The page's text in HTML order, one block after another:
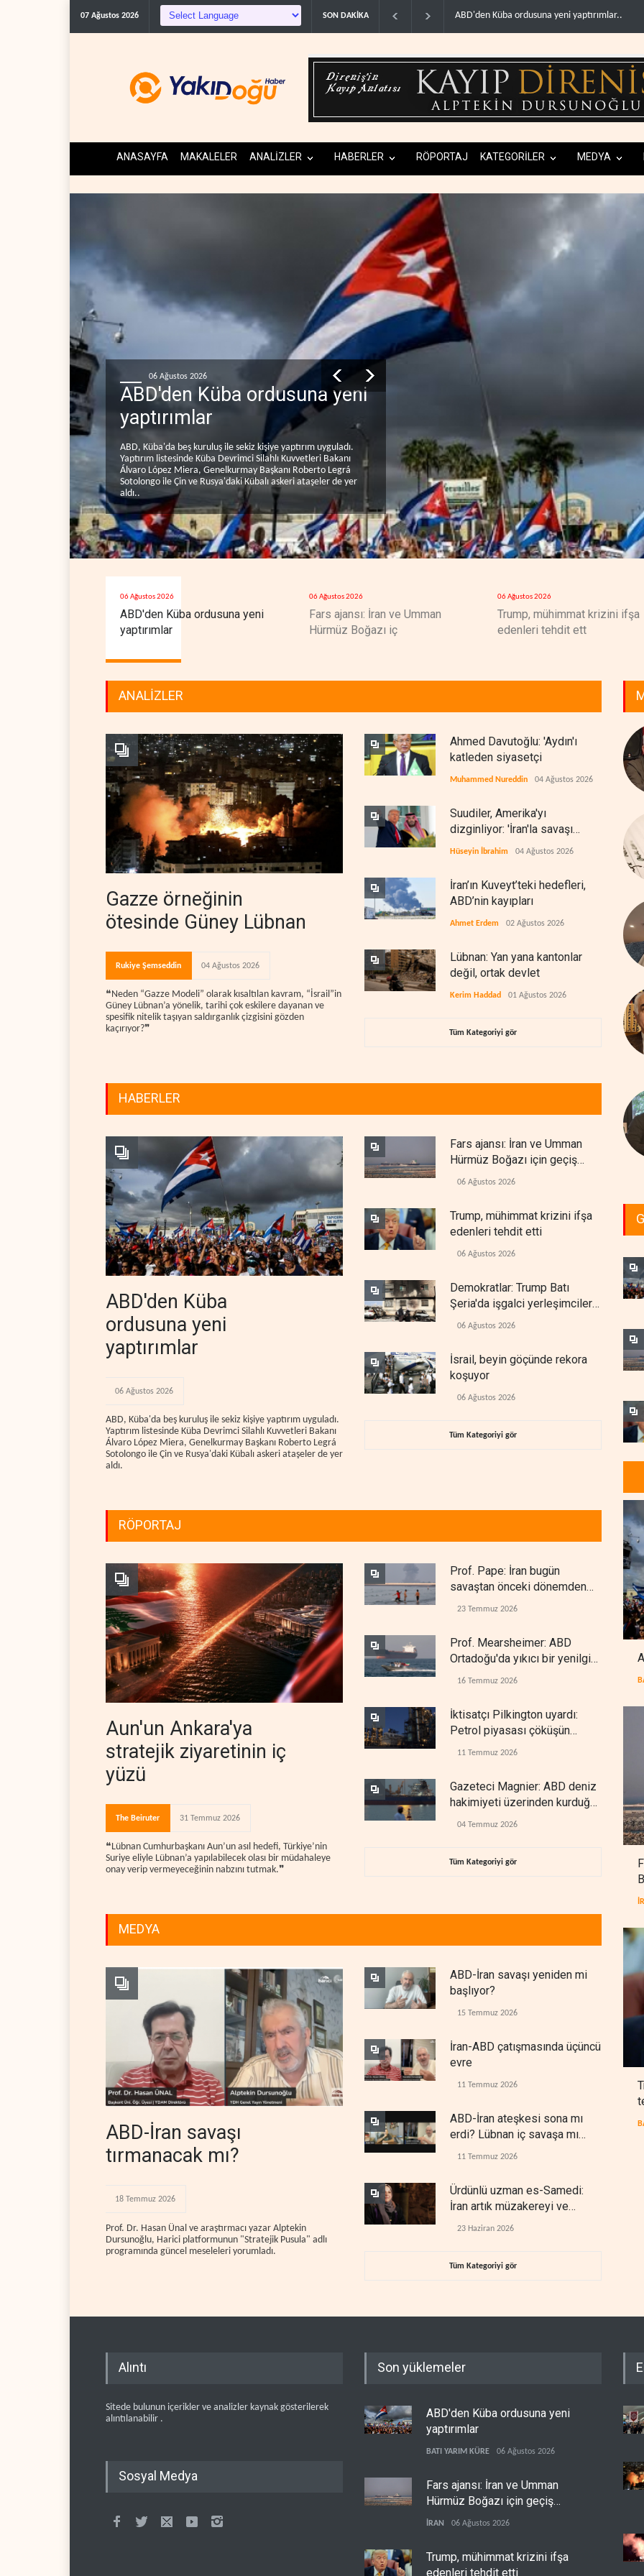
07 Ağustos 2026 SON DAKİKA Fars ajansı: İran ve Umman Hürmüz Boğazı için
ANASAYFA MAKALELER ANALİZLER HABERLER RÖPORTAJ KATEGORİLER MEDYA
06 Ağustos 2026
ABD'den Küba ordusuna yeni
yaptırımlar
ABD, Küba'da beş kuruluş ile sekiz kişiye yaptırım uyguladı.
Yaptırım listesinde Küba Devrimci Silahlı Kuvvetleri Bakanı
Álvaro López Miera, Genelkurmay Başkanı Roberto Legrá
Sotolongo ile Çin ve Rusya'daki Kübalı askeri ataşeler de yer
aldı..
06 Ağustos 2026
ABD'den Küba ordusuna yeni
yaptırımlar
06 Ağustos 2026
Fars ajansı: İran ve Umman
Hürmüz Boğazı iç
06 Ağustos 2026
Trump, mühimmat krizini ifşa
edenleri tehdit ett
ANALİZLER
Gazze örneğinin
ötesinde Güney Lübnan
Rukiye Şemseddin 04 Ağustos 2026
❝Neden “Gazze Modeli” olarak kısaltılan kavram, “İsrail”in
Güney Lübnan’a yönelik, tarihi çok eskilere dayanan ve
spesifik nitelik taşıyan saldırganlık çizgisini gözden
kaçırıyor?❞
Ahmed Davutoğlu: 'Aydın'ı
katleden siyasetçi
Muhammed Nureddin 04 Ağustos 2026
Suudiler, Amerika'yı
dizginliyor: 'İran'la savaşı
kaldıracak gücümüz yok'
Hüseyin İbrahim 04 Ağustos 2026
İran’ın Kuveyt’teki hedefleri,
ABD’nin kayıpları
Ahmet Erdem 02 Ağustos 2026
Lübnan: Yan yana kantonlar
değil, ortak devlet
Kerim Haddad 01 Ağustos 2026
Tüm Kategoriyi gör
HABERLER
ABD'den Küba
ordusuna yeni
yaptırımlar
06 Ağustos 2026
ABD, Küba'da beş kuruluş ile sekiz kişiye yaptırım uyguladı.
Yaptırım listesinde Küba Devrimci Silahlı Kuvvetleri Bakanı
Álvaro López Miera, Genelkurmay Başkanı Roberto Legrá
Sotolongo ile Çin ve Rusya'daki Kübalı askeri ataşeler de yer
aldı.
Fars ajansı: İran ve Umman
Hürmüz Boğazı için geçiş
koridorlarında anlaştı
06 Ağustos 2026
Trump, mühimmat krizini ifşa
edenleri tehdit etti
06 Ağustos 2026
Demokratlar: Trump Batı
Şeria'da işgalci yerleşimcilere
cezasızlık sağladı
06 Ağustos 2026
İsrail, beyin göçünde rekora
koşuyor
06 Ağustos 2026
Tüm Kategoriyi gör
RÖPORTAJ
Aun'un Ankara'ya
stratejik ziyaretinin iç
yüzü
The Beiruter 31 Temmuz 2026
❝Lübnan Cumhurbaşkanı Aun’un asıl hedefi, Türkiye’nin
Suriye eliyle Lübnan’a yapılabilecek olası bir müdahaleye
onay verip vermeyeceğinin nabzını tutmak.❞
Prof. Pape: İran bugün
savaştan önceki dönemden
çok daha güçlü
23 Temmuz 2026
Prof. Mearsheimer: ABD
Ortadoğu'da yıkıcı bir yenilgi
aldı
16 Temmuz 2026
İktisatçı Pilkington uyardı:
Petrol piyasası çöküşün
eşiğinde
11 Temmuz 2026
Gazeteci Magnier: ABD deniz
hakimiyeti üzerinden kurduğu
küresel gücü kaybetti
04 Temmuz 2026
Tüm Kategoriyi gör
MEDYA
ABD-İran savaşı
tırmanacak mı?
18 Temmuz 2026
Prof. Dr. Hasan Ünal ve araştırmacı yazar Alptekin
Dursunoğlu, Harici platformunun "Stratejik Pusula" adlı
programında güncel meseleleri yorumladı.
ABD-İran savaşı yeniden mi
başlıyor?
15 Temmuz 2026
İran-ABD çatışmasında üçüncü
evre
11 Temmuz 2026
ABD-İran ateşkesi sona mı
erdi? Lübnan iç savaşa mı
gidiyor?
11 Temmuz 2026
Ürdünlü uzman es-Samedi:
İran artık müzakereyi ve
çatışmayı aynı anda yürütüyor
23 Haziran 2026
Tüm Kategoriyi gör
Alıntı
Sitede bulunun içerikler ve analizler kaynak gösterilerek
alıntılanabilir .
Sosyal Medya
Son yüklemeler
ABD'den Küba ordusuna yeni
yaptırımlar
BATI YARIM KÜRE 06 Ağustos 2026
Fars ajansı: İran ve Umman
Hürmüz Boğazı için geçiş
koridorlarında anlaştı
İRAN 06 Ağustos 2026
Trump, mühimmat krizini ifşa
edenleri tehdit etti